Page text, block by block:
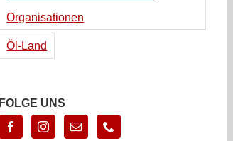
Organisationen
Öl-Land
FOLGE UNS